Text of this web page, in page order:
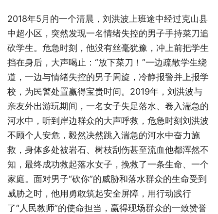
2018年5月的一个清晨，刘洪波上班途中经过克山县
中超小区，突然发现一名情绪失控的男子手持菜刀追
砍学生。危急时刻，他没有丝毫犹豫，冲上前把学生
挡在身后，大声喝止：“放下菜刀！”一边疏散学生绕
道，一边与情绪失控的男子周旋，冷静报警并上报学
校，为民警处置赢得宝贵时间。2019年，刘洪波与
亲友外出游玩期间，一名女子失足落水、卷入湍急的
河水中，听到岸边群众的大声呼救，危急时刻刘洪波
不顾个人安危，毅然决然跳入湍急的河水中奋力施
救，身体多处被岩石、树枝刮伤甚至流血他都浑然不
知，最终成功救起落水女子，挽救了一条生命、一个
家庭。面对男子“砍你”的威胁和落水群众的生命受到
威胁之时，他用勇敢筑起安全屏障，用行动践行
了“人民教师”的使命担当，赢得现场群众的一致赞誉